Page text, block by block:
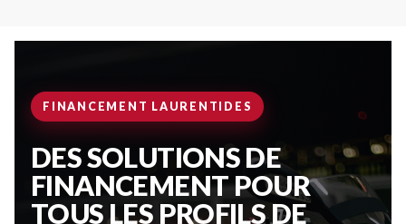
FINANCEMENT LAURENTIDES
DES SOLUTIONS DE
FINANCEMENT POUR
TOUS LES PROFILS DE